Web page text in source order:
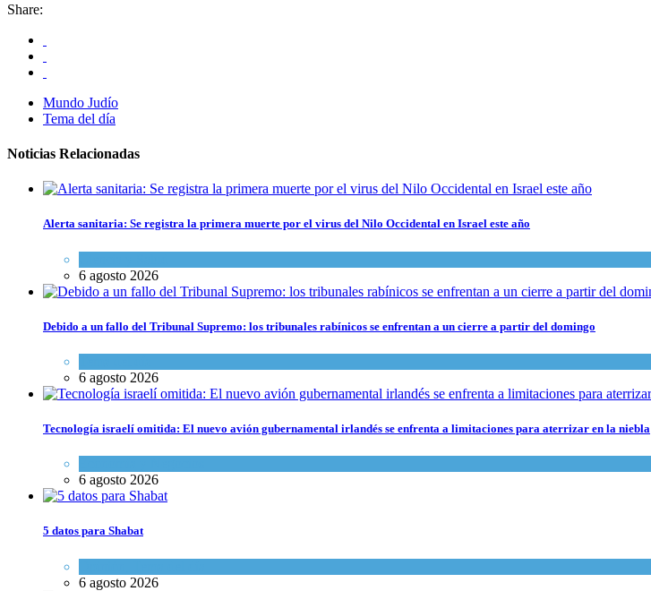
Share:
Mundo Judío
Tema del día
Noticias Relacionadas
Alerta sanitaria: Se registra la primera muerte por el virus del Nilo Occidental en Israel este año
6 agosto 2026
Debido a un fallo del Tribunal Supremo: los tribunales rabínicos se enfrentan a un cierre a partir del domingo
6 agosto 2026
Tecnología israelí omitida: El nuevo avión gubernamental irlandés se enfrenta a limitaciones para aterrizar en la niebla
6 agosto 2026
5 datos para Shabat
6 agosto 2026